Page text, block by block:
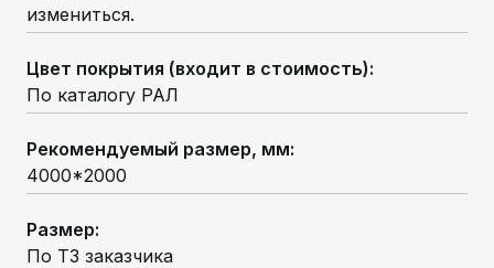
измениться.
Цвет покрытия (входит в стоимость):
По каталогу РАЛ
Рекомендуемый размер, мм:
4000*2000
Размер:
По ТЗ заказчика